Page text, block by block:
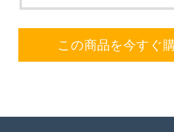
この商品を今すぐ